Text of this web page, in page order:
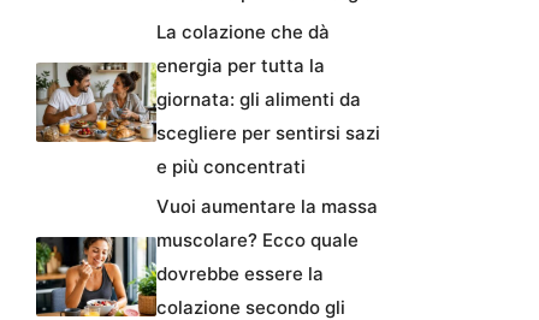
La colazione che dà
energia per tutta la
giornata: gli alimenti da
scegliere per sentirsi sazi
e più concentrati
Vuoi aumentare la massa
muscolare? Ecco quale
dovrebbe essere la
colazione secondo gli